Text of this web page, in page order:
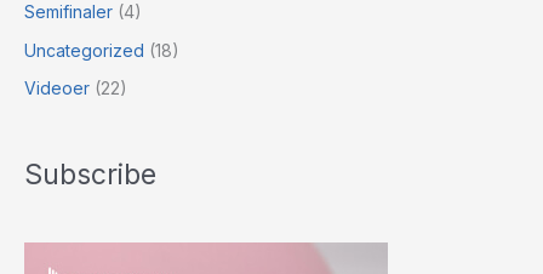
Semifinaler (4)
Uncategorized (18)
Videoer (22)
Subscribe